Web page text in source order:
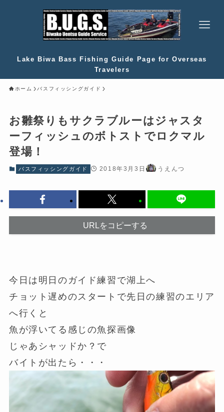
Lake Biwa Bass Fishing Guide Page for Overseas
Travelers
ホーム バスフィッシングガイド
お雛祭りもサクラブルーはジャスタ
ーフィッシュのボトストでロクマル
登場！
バスフィッシングガイド 2018年3月3日 うえんつ
URLをコピーする
今日は明日のガイド練習で湖上へ
チョット遅めのスタートで先日の練習のエリア
へ行くと
魚が浮いてる感じの魚探画像
じゃあシャッドか？で
バイトが出たら・・・